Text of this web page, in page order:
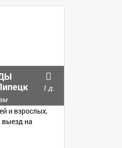
1 д.
и взрослых,
на